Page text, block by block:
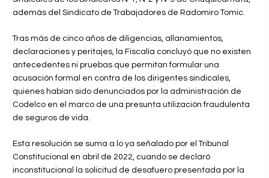
además del Sindicato de Trabajadores de Radomiro Tomic.
Tras más de cinco años de diligencias, allanamientos,
declaraciones y peritajes, la Fiscalía concluyó que no existen
antecedentes ni pruebas que permitan formular una
acusación formal en contra de los dirigentes sindicales,
quienes habían sido denunciados por la administración de
Codelco en el marco de una presunta utilización fraudulenta
de seguros de vida.
Esta resolución se suma a lo ya señalado por el Tribunal
Constitucional en abril de 2022, cuando se declaró
inconstitucional la solicitud de desafuero presentada por la